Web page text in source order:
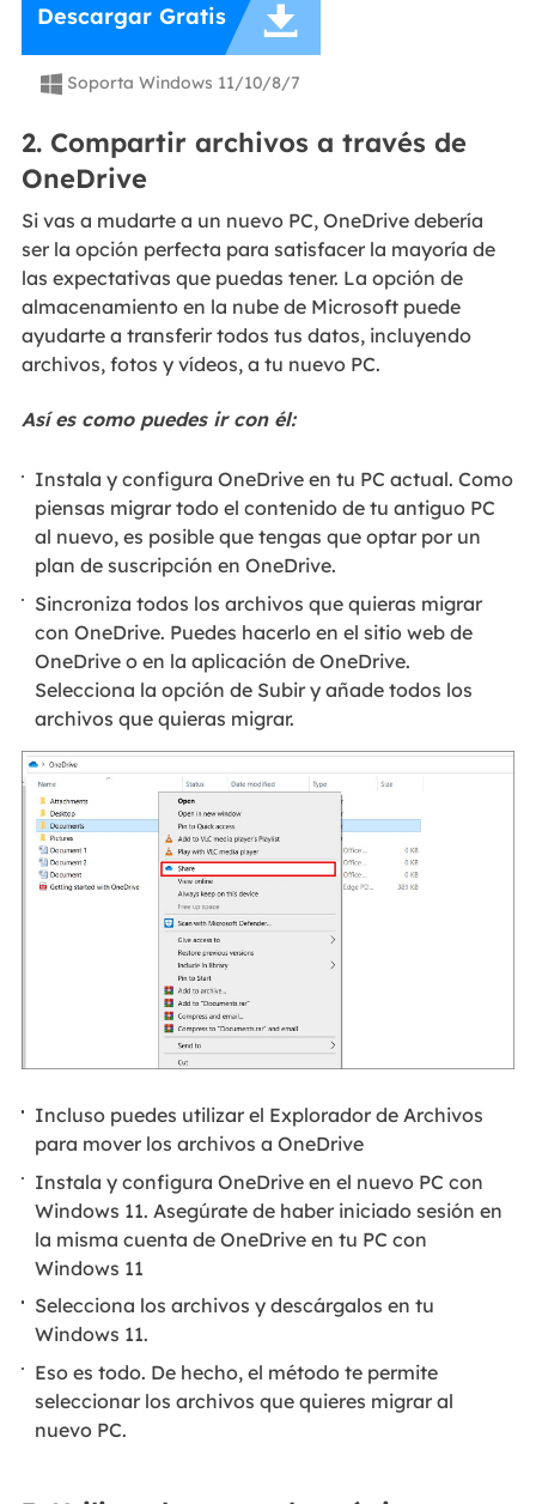
Descargar Gratis 
 Soporta Windows 11/10/8/7
2. Compartir archivos a través de
OneDrive
Si vas a mudarte a un nuevo PC, OneDrive debería
ser la opción perfecta para satisfacer la mayoría de
las expectativas que puedas tener. La opción de
almacenamiento en la nube de Microsoft puede
ayudarte a transferir todos tus datos, incluyendo
archivos, fotos y vídeos, a tu nuevo PC.
Así es como puedes ir con él:
Instala y configura OneDrive en tu PC actual. Como
piensas migrar todo el contenido de tu antiguo PC
al nuevo, es posible que tengas que optar por un
plan de suscripción en OneDrive.
Sincroniza todos los archivos que quieras migrar
con OneDrive. Puedes hacerlo en el sitio web de
OneDrive o en la aplicación de OneDrive.
Selecciona la opción de Subir y añade todos los
archivos que quieras migrar.
Incluso puedes utilizar el Explorador de Archivos
para mover los archivos a OneDrive
Instala y configura OneDrive en el nuevo PC con
Windows 11. Asegúrate de haber iniciado sesión en
la misma cuenta de OneDrive en tu PC con
Windows 11
Selecciona los archivos y descárgalos en tu
Windows 11.
Eso es todo. De hecho, el método te permite
seleccionar los archivos que quieres migrar al
nuevo PC.